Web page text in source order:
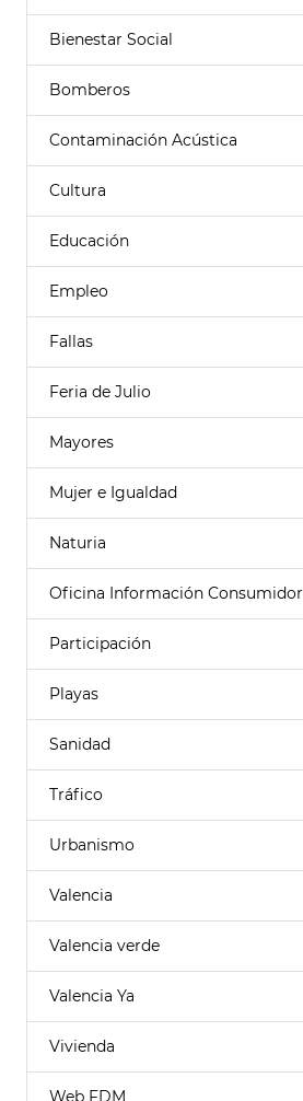
Bienestar Social
Bomberos
Contaminación Acústica
Cultura
Educación
Empleo
Fallas
Feria de Julio
Mayores
Mujer e Igualdad
Naturia
Oficina Información Consumidor
Participación
Playas
Sanidad
Tráfico
Urbanismo
Valencia
Valencia verde
Valencia Ya
Vivienda
Web FDM